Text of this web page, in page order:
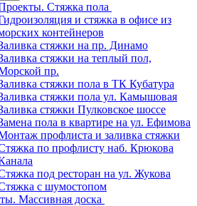
Стяжка пола
и стяжка в офисе из
контейнеров
стяжки на пр. Динамо
стяжки на теплый пол,
пр.
стяжки пола в ТК Кубатура
стяжки пола ул. Камышовая
стяжки Пулковское шоссе
пола в квартире на ул. Ефимова
профлиста и заливка стяжки
по профлисту наб. Крюкова
под ресторан на ул. Жукова
с шумостопом
Массивная доска